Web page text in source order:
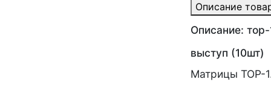
Описание
Описание:
выступ (10шт)
Матрицы ТОР-